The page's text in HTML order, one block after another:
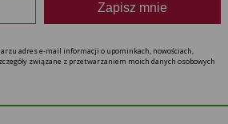
Zapisz mnie
adres e-mail informacji o upominkach, nowościach,
związane z przetwarzaniem moich danych osobowych